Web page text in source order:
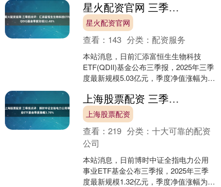
国A股....
星火配资官网 三季报点评：汇添富恒生生物科技ETF(QDII)基金季度涨幅32.48%
星火配资官网
查看： 143 分类：配资服务
本站消息，日前汇添富恒生生物科技
ETF(QDII)基金公布三季报，2025年三季
度最新规模5.03亿元，季度净值涨幅为
生....
上海股票配资 三季报点评：博时中证全指电力公用事业ETF基金季度涨幅3.78%
上海股票配资
查看：219 分类：十大可靠的配资
公司
本站消息，日前博时中证全指电力公用
事业ETF基金公布三季报，2025年三季
度最新规模1.32亿元，季度净值涨幅为